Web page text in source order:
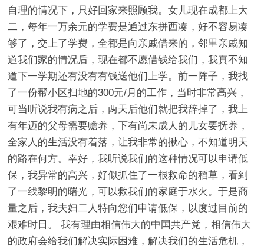
自理的情况下，只好回家来照顾我。女儿现在成都上大
二，每年一万余元的学费是通过东拼西凑，好不容易凑
够了，交上了学费，全都是向亲戚借来的，邻里亲戚知
道我们家的情况后，现在都不愿借钱给我们，我真不知
道下一学期还有没有有钱送他们上学。前一阵子，我找
了一份帮小区扫地的300元/月的工作，当时非常高兴，
可当听说我有病之后，两天后他们就把我辞掉了，我上
有年迈的父母需要赡养，下有尚未成人的儿女要抚养，
全家人的生活没有着落，让我非常的揪心，不知道明天
的路在何方。幸好，我听说我们的这种情况可以申请低
保，我异常的高兴，好似抓住了一根救命的稻草，看到
了一线黎明的曙光，可以救我们的家庭于水火。于是商
量之后，我夫妇二人特向您们申请低保，以度过目前的
艰难时日。 我有理由相信伟大的中国共产党，相信伟大
的政府会给我们解决实际困难，解决我们的生活危机，